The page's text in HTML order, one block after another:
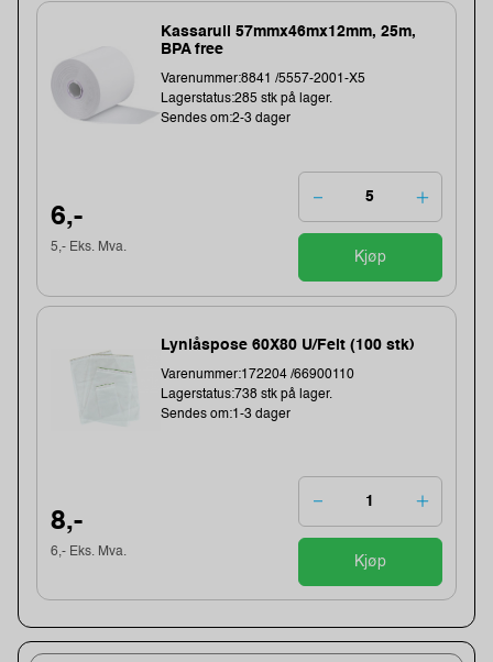
Kassarull 57mmx46mx12mm, 25m,
BPA free
Varenummer:8841 /5557-2001-X5
Lagerstatus:285 stk på lager.
Sendes om:2-3 dager
6,-
5,- Eks. Mva.
Kjøp
Lynlåspose 60X80 U/Felt (100 stk)
Varenummer:172204 /66900110
Lagerstatus:738 stk på lager.
Sendes om:1-3 dager
8,-
6,- Eks. Mva.
Kjøp